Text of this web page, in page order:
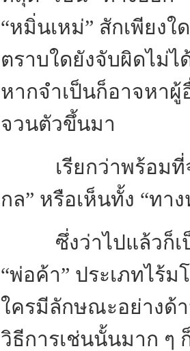
“หมิ่นเหม่” สักเพียง
ตราบใดยังจับผิดไม่ไ
หากจำเป็นก็อาจหา
จวนตัวขึ้นมา
เรียกว่าพร้อมที่จะ
กล” หรือเห็นทั้ง “ทา
ซึ่งว่าไปแล้วก็เป็
“พ่อค้า” ประเภทไร้
ใครมีลักษณะอย่างด้
วิธีการเช่นนั้นมาก ๆ